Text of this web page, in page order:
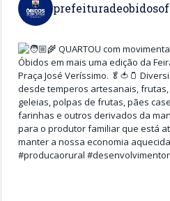
prefeituradeobidosof